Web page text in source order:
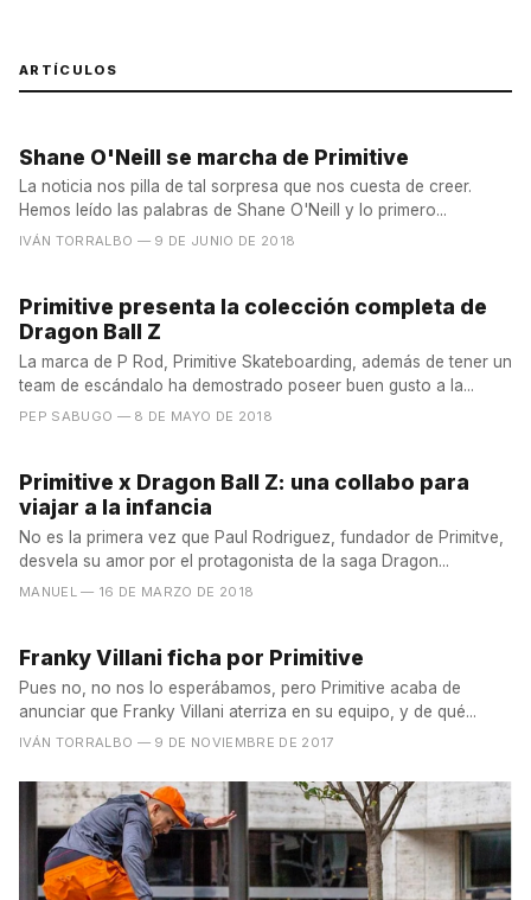
ARTÍCULOS
Shane O'Neill se marcha de Primitive
La noticia nos pilla de tal sorpresa que nos cuesta de creer.
Hemos leído las palabras de Shane O'Neill y lo primero...
IVÁN TORRALBO — 9 DE JUNIO DE 2018
Primitive presenta la colección completa de
Dragon Ball Z
La marca de P Rod, Primitive Skateboarding, además de tener un
team de escándalo ha demostrado poseer buen gusto a la...
PEP SABUGO — 8 DE MAYO DE 2018
Primitive x Dragon Ball Z: una collabo para
viajar a la infancia
No es la primera vez que Paul Rodriguez, fundador de Primitve,
desvela su amor por el protagonista de la saga Dragon...
MANUEL — 16 DE MARZO DE 2018
Franky Villani ficha por Primitive
Pues no, no nos lo esperábamos, pero Primitive acaba de
anunciar que Franky Villani aterriza en su equipo, y de qué...
IVÁN TORRALBO — 9 DE NOVIEMBRE DE 2017